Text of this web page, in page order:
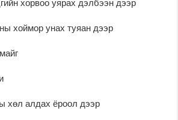
хорвоо уярах дэлбээн дээр
хоймор унах туяан дээр
хөл алдах ёроол дээр